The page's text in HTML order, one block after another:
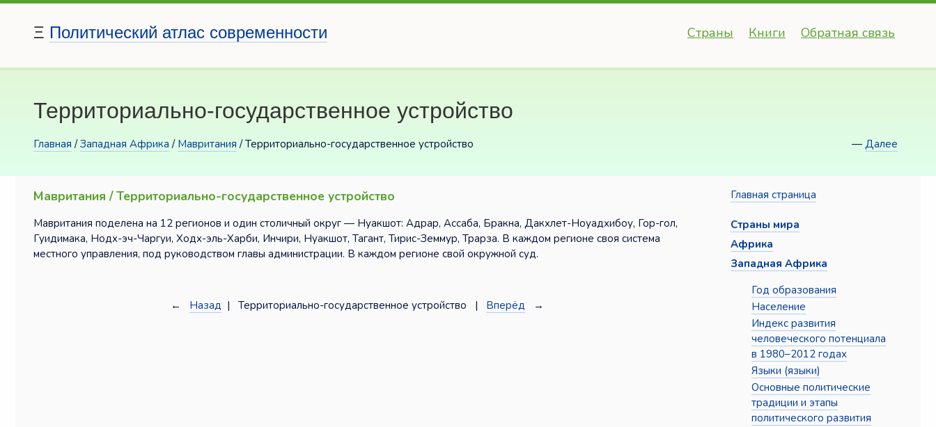
Ξ Политический атлас современности Страны Книги Обратная связь
Территориально-государственное устройство
Главная /Западная Африка / Мавритания / Территориально-государственное устройство — Далее
Мавритания / Территориально-государственное устройство
Мавритания поделена на 12 регионов и один столичный округ — Нуакшот: Адрар, Ассаба, Бракна, Дакхлет-Ноуадхибоу, Гор-гол,
Гуидимака, Нодх-эч-Чаргуи, Ходх-эль-Харби, Инчири, Нуакшот, Тагант, Тирис-Земмур, Трарза. В каждом регионе своя система
местного управления, под руководством главы администрации. В каждом регионе свой окружной суд.
← Назад | Территориально-государственное устройство | Вперёд →
Главная страница
Страны мира
Африка
Западная Африка
Год образования
Население
Индекс развития
человеческого потенциала
в 1980–2012 годах
Языки (языки)
Основные политические
традиции и этапы
политического развития